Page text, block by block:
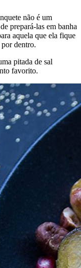
não é um
prepará-las em banha
aquela que ela fique
dentro.
pitada de sal
favorito.